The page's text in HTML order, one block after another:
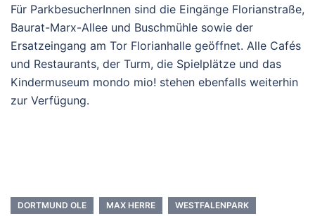
Für ParkbesucherInnen sind die Eingänge Florianstraße,
Baurat-Marx-Allee und Buschmühle sowie der
Ersatzeingang am Tor Florianhalle geöffnet. Alle Cafés
und Restaurants, der Turm, die Spielplätze und das
Kindermuseum mondo mio! stehen ebenfalls weiterhin
zur Verfügung.
DORTMUND OLE MAX HERRE WESTFALENPARK